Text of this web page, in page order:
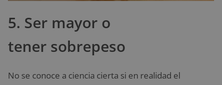
5. Ser mayor o
tener sobrepeso
No se conoce a ciencia cierta si en realidad el